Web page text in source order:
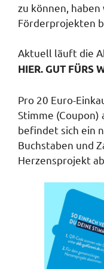
zu können,
Förderprojekten
Aktuell läuft die
HIER. GUT FÜRS
Pro 20 Euro-
Stimme (Coupon)
befindet sich ein
Buchstaben und
Herzensprojekt